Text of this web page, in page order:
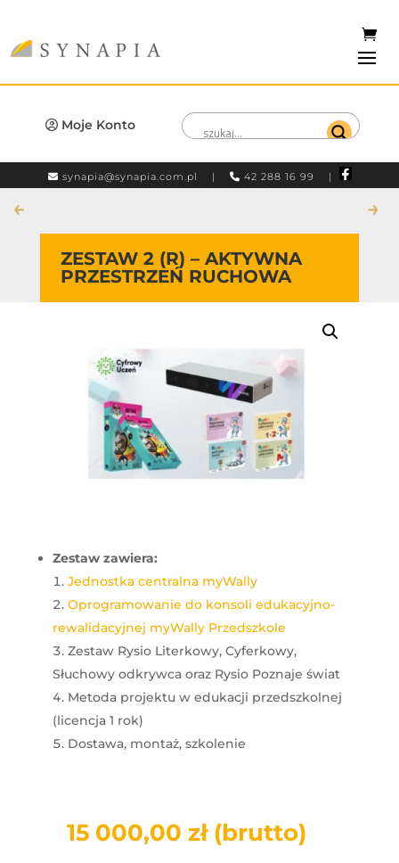
Moje Konto
synapia@synapia.com.pl | 42 288 16 99 |
← →
ZESTAW 2 (R) – AKTYWNA
PRZESTRZEŃ RUCHOWA
Zestaw zawiera:
Jednostka centralna myWally
Oprogramowanie do konsoli edukacyjno-
rewalidacyjnej myWally Przedszkole
Zestaw Rysio Literkowy, Cyferkowy,
Słuchowy odkrywca oraz Rysio Poznaje świat
Metoda projektu w edukacji przedszkolnej
(licencja 1 rok)
Dostawa, montaż, szkolenie
15 000,00 zł (brutto)